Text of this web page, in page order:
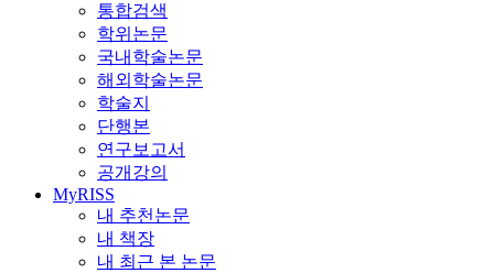
통합검색
학위논문
국내학술논문
해외학술논문
학술지
단행본
연구보고서
공개강의
MyRISS
내 추천논문
내 책장
내 최근 본 논문